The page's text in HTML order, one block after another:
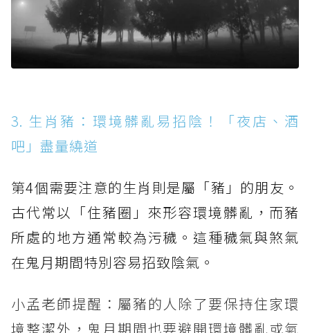
3. 生肖豬：環境髒亂易招陰！「夜店、酒
吧」盡量繞道
第4個需要注意的生肖則是屬「豬」的朋友。
古代常以「住豬圈」來形容環境髒亂，而豬
所處的地方通常較為污穢。這種穢氣與煞氣
在鬼月期間特別容易招致陰氣。
小孟老師提醒：屬豬的人除了要保持住家環
境整潔外，鬼月期間也要避開環境髒亂或氣